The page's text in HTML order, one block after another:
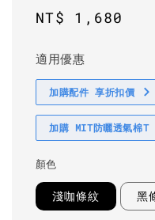
Regular
NT$ 1,680
適用優惠
加購配件 享折扣價
加購 MIT防曬透氣棉T
顏色
淺咖條紋 黑